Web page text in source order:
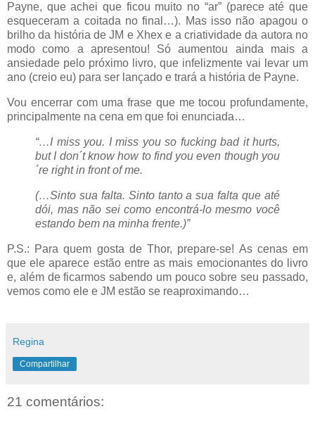
Payne, que achei que ficou muito no “ar” (parece até que
esqueceram a coitada no final…). Mas isso não apagou o
brilho da história de JM e Xhex e a criatividade da autora no
modo como a apresentou! Só aumentou ainda mais a
ansiedade pelo próximo livro, que infelizmente vai levar um
ano (creio eu) para ser lançado e trará a história de Payne.
Vou encerrar com uma frase que me tocou profundamente,
principalmente na cena em que foi enunciada…
“…I miss you. I miss you so fucking bad it hurts,
but I don´t know how to find you even though you
´re right in front of me.
(…Sinto sua falta. Sinto tanto a sua falta que até
dói, mas não sei como encontrá-lo mesmo você
estando bem na minha frente.)”
P.S.: Para quem gosta de Thor, prepare-se! As cenas em
que ele aparece estão entre as mais emocionantes do livro
e, além de ficarmos sabendo um pouco sobre seu passado,
vemos como ele e JM estão se reaproximando…
Regina
Compartilhar
21 comentários: